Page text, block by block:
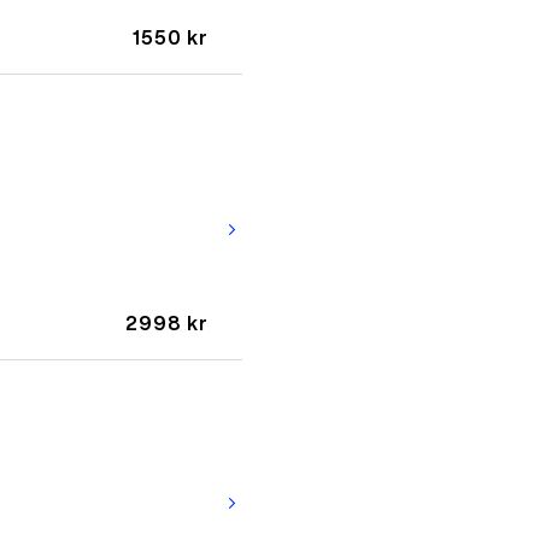
1550 kr
2998 kr
arrow_forward_ios
arrow_forward_ios